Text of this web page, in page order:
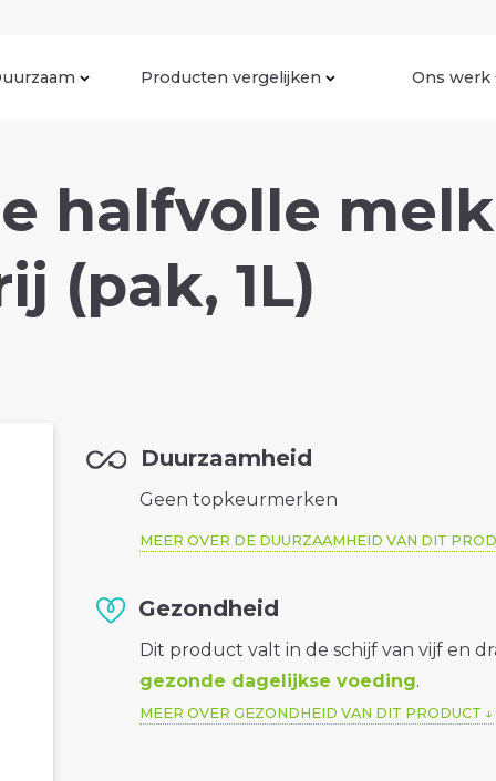
Producten vergelijken Ons werk
halfvolle melk
(pak, 1L)
Duurzaamheid
Geen topkeurmerken
MEER OVER DE DUURZAAMHEID VAN DIT
Gezondheid
Dit product valt in de schijf van vijf en
gezonde dagelijkse voeding.
MEER OVER GEZONDHEID VAN DIT PRODUCT